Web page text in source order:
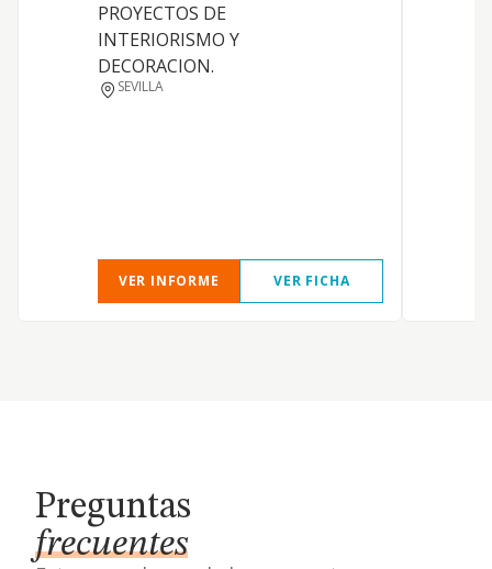
PROYECTOS DE
INTERIORISMO Y
DECORACION.
SEVILLA
VER INFORME VER FICHA
Preguntas
frecuentes